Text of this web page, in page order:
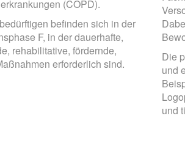
(COPD).
befinden sich in der
F, in der dauerhafte,
rehabilitative, fördernde,
erforderlich sind.
Die
und
und